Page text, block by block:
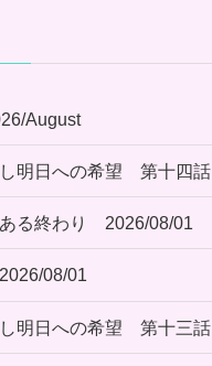
August
明日への希望 第十四話
る終わり 2026/08/01
08/01
明日への希望 第十三話